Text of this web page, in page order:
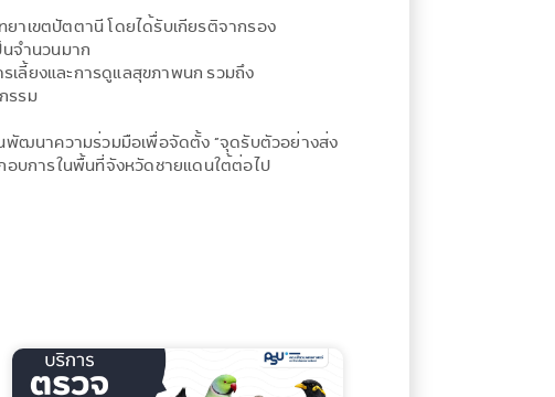
าเขตปัตตานี โดยได้รับเกียรติจากรอง
จำนวนมาก
เลี้ยงและการดูแลสุขภาพนก รวมถึง
รรม
พัฒนาความร่วมมือเพื่อจัดตั้ง “จุดรับตัวอย่างส่ง
อบการในพื้นที่จังหวัดชายแดนใต้ต่อไป